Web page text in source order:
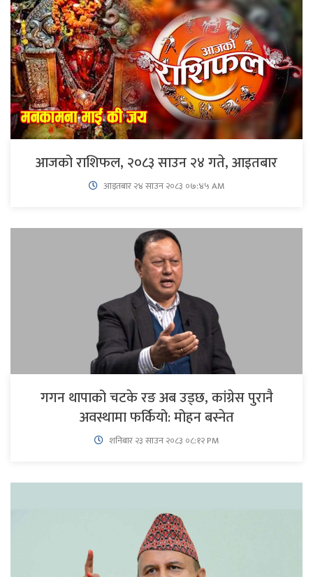
आजको राशिफल, २०८३ साउन २४ गते, आइतबार
आइतबार​ २४ साउन २०८३ ०७:४५ AM
गगन थापाको चटके रङ अब उड्छ, कांग्रेस पुरानै
अवस्थामा फर्कियो: मोहन बस्नेत
शनिबार २३ साउन २०८३ ०८:१२ PM